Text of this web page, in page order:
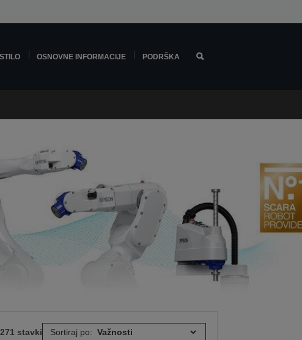
OSNOVNE INFORMACIJE PODRŠKA
stavki Sortiraj po: